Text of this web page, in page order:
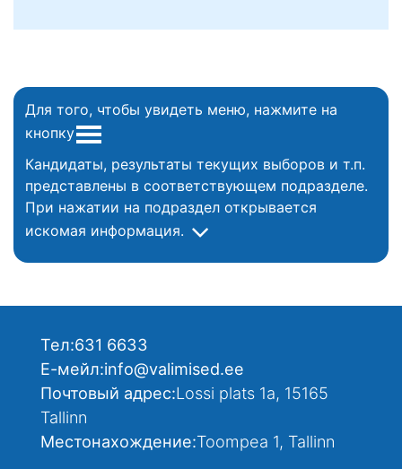
Для того, чтобы увидеть меню, нажмите на
кнопку
Кандидаты, результаты текущих выборов и т.п.
представлены в соответствующем подразделе.
При нажатии на подраздел открывается
искомая информация.
Тел:631 6633
Е-мейл:info@valimised.ee
Почтовый адрес:Lossi plats 1a, 15165
Tallinn
Местонахождение:Toompea 1, Tallinn